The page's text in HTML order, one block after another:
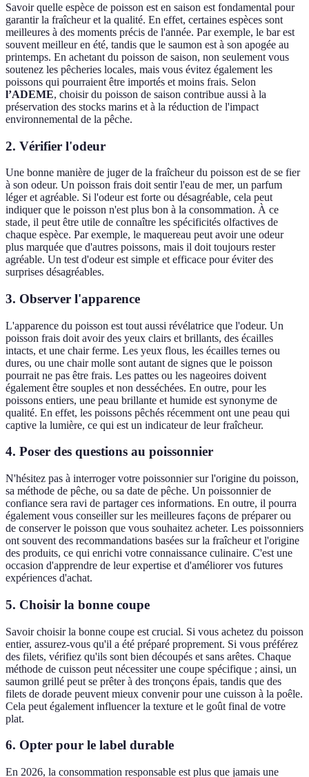
Savoir quelle espèce de poisson est en saison est fondamental pour
garantir la fraîcheur et la qualité. En effet, certaines espèces sont
meilleures à des moments précis de l'année. Par exemple, le bar est
souvent meilleur en été, tandis que le saumon est à son apogée au
printemps. En achetant du poisson de saison, non seulement vous
soutenez les pêcheries locales, mais vous évitez également les
poissons qui pourraient être importés et moins frais. Selon
l’ADEME, choisir du poisson de saison contribue aussi à la
préservation des stocks marins et à la réduction de l'impact
environnemental de la pêche.
2. Vérifier l'odeur
Une bonne manière de juger de la fraîcheur du poisson est de se fier
à son odeur. Un poisson frais doit sentir l'eau de mer, un parfum
léger et agréable. Si l'odeur est forte ou désagréable, cela peut
indiquer que le poisson n'est plus bon à la consommation. À ce
stade, il peut être utile de connaître les spécificités olfactives de
chaque espèce. Par exemple, le maquereau peut avoir une odeur
plus marquée que d'autres poissons, mais il doit toujours rester
agréable. Un test d'odeur est simple et efficace pour éviter des
surprises désagréables.
3. Observer l'apparence
L'apparence du poisson est tout aussi révélatrice que l'odeur. Un
poisson frais doit avoir des yeux clairs et brillants, des écailles
intacts, et une chair ferme. Les yeux flous, les écailles ternes ou
dures, ou une chair molle sont autant de signes que le poisson
pourrait ne pas être frais. Les pattes ou les nageoires doivent
également être souples et non desséchées. En outre, pour les
poissons entiers, une peau brillante et humide est synonyme de
qualité. En effet, les poissons pêchés récemment ont une peau qui
captive la lumière, ce qui est un indicateur de leur fraîcheur.
4. Poser des questions au poissonnier
N'hésitez pas à interroger votre poissonnier sur l'origine du poisson,
sa méthode de pêche, ou sa date de pêche. Un poissonnier de
confiance sera ravi de partager ces informations. En outre, il pourra
également vous conseiller sur les meilleures façons de préparer ou
de conserver le poisson que vous souhaitez acheter. Les poissonniers
ont souvent des recommandations basées sur la fraîcheur et l'origine
des produits, ce qui enrichi votre connaissance culinaire. C'est une
occasion d'apprendre de leur expertise et d'améliorer vos futures
expériences d'achat.
5. Choisir la bonne coupe
Savoir choisir la bonne coupe est crucial. Si vous achetez du poisson
entier, assurez-vous qu'il a été préparé proprement. Si vous préférez
des filets, vérifiez qu'ils sont bien découpés et sans arêtes. Chaque
méthode de cuisson peut nécessiter une coupe spécifique ; ainsi, un
saumon grillé peut se prêter à des tronçons épais, tandis que des
filets de dorade peuvent mieux convenir pour une cuisson à la poêle.
Cela peut également influencer la texture et le goût final de votre
plat.
6. Opter pour le label durable
En 2026, la consommation responsable est plus que jamais une